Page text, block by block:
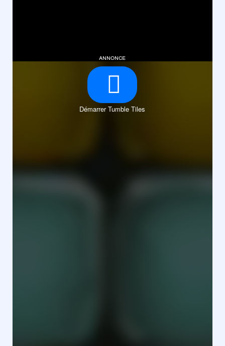
annonce
Démarrer Tumble Tiles